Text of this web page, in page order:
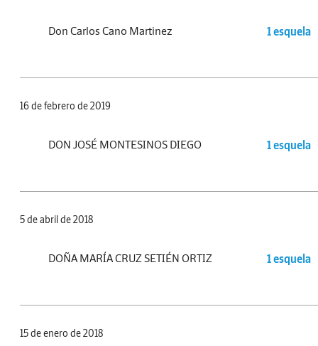
Don Carlos Cano Martinez 1 esquela
16 de febrero de 2019
DON JOSÉ MONTESINOS DIEGO 1 esquela
5 de abril de 2018
DOÑA MARÍA CRUZ SETIÉN ORTIZ 1 esquela
15 de enero de 2018